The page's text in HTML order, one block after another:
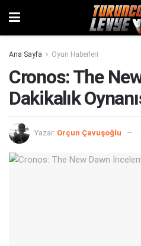
Ana Sayfa Oyun Haberleri
Cronos: The
Dakikalık
Yazar: Orçun Çavuşoğlu